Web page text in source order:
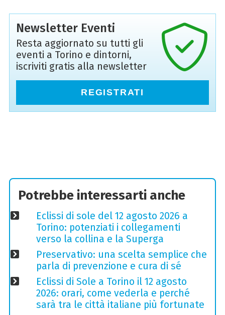
Newsletter Eventi
Resta aggiornato su tutti gli
eventi a Torino e dintorni,
iscriviti gratis alla newsletter
REGISTRATI
Potrebbe interessarti anche
Eclissi di sole del 12 agosto 2026 a
Torino: potenziati i collegamenti
verso la collina e la Superga
Preservativo: una scelta semplice che
parla di prevenzione e cura di sé
Eclissi di Sole a Torino il 12 agosto
2026: orari, come vederla e perché
sarà tra le città italiane più fortunate